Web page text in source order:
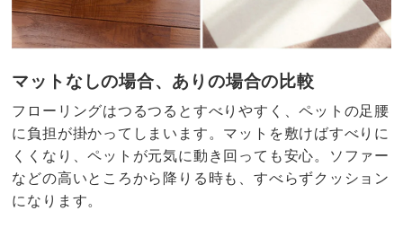
マットなしの場合、ありの場合の比較
フローリングはつるつるとすべりやすく、ペットの足腰
に負担が掛かってしまいます。マットを敷けばすべりに
くくなり、ペットが元気に動き回っても安心。ソファー
などの高いところから降りる時も、すべらずクッション
になります。